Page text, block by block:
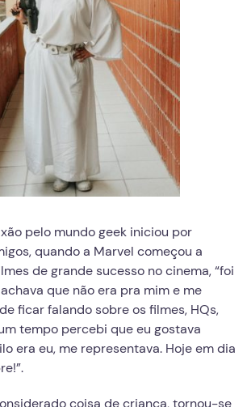
pelo mundo geek iniciou por
quando a Marvel começou a
de grande sucesso no cinema, “foi
que não era pra mim e me
ficar falando sobre os filmes, HQs,
tempo percebi que eu gostava
era eu, me representava. Hoje em dia